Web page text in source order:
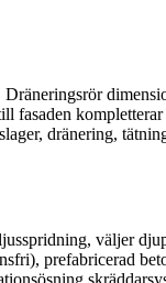
fasaden
dränering,
väljer
prefabricerad